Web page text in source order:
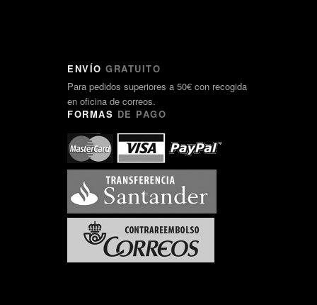
ENVÍO GRATUITO
Para pedidos superiores a 50€ con recogida
en oficina de correos.
FORMAS DE PAGO